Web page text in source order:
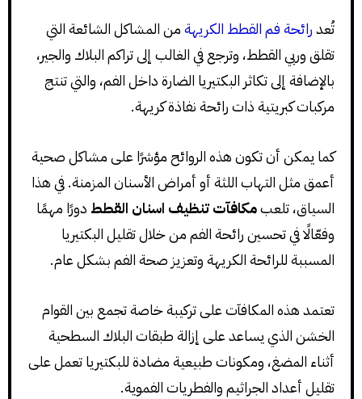
تُعدرائحة فم القطط الكريهةمن المشاكل الشائعة التي
تقلق وربي القطط، وترجع في الغالب إلى تراكم البلاك والجير،
بالإضافة إلى تكاثر البكتيريا الضارة داخل الفم، والتي تنتج
مركبات كبريتية ذات رائحة نفاذة كريهة.
كما يمكن أن تكون هذه الروائح مؤشرًا على مشاكل صحية
أعمق مثل التهاب اللثة أو أمراض الأسنان المزمنة. في هذا
السياق، تلعبمكافآت تنظيف اسنان القطط دورًا مهمًا
وفعّالًا في تحسين رائحة الفم من خلال تقليل البكتيريا
المسببة للرائحة الكريهة وتعزيز صحة الفم بشكل عام.
تعتمد هذه المكافآت على تركيبة خاصة تجمع بين القوام
الخشن الذي يساعد على إزالة طبقات البلاك السطحية
أثناء المضغ، ومكونات طبيعية مضادة للبكتيريا تعمل على
تقليل أعداد الجراثيم والفطريات الفموية.